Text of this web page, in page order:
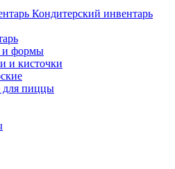
Кондитерский инвентарь
и формы
и кисточки
для пиццы